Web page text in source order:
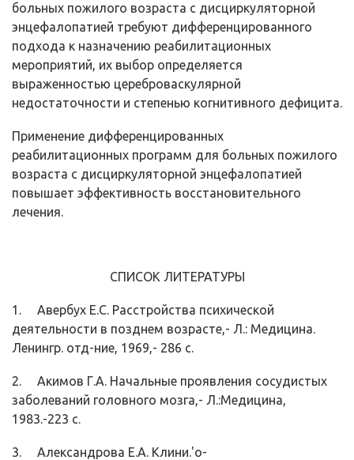
больных пожилого возраста с дисциркуляторной
энцефалопатией требуют дифференцированного
подхода к назначению реабилитационных
мероприятий, их выбор определяется
выраженностью цереброваскулярной
недостаточности и степенью когнитивного дефицита.
Применение дифференцированных
реабилитационных программ для больных пожилого
возраста с дисциркуляторной энцефалопатией
повышает эффективность восстановительного
лечения.
СПИСОК ЛИТЕРАТУРЫ
1. Авербух Е.С. Расстройства психической
деятельности в позднем возрасте,- Л.: Медицина.
Ленингр. отд-ние, 1969,- 286 с.
2. Акимов Г.А. Начальные проявления сосудистых
заболеваний головного мозга,- Л.:Медицина,
1983.-223 с.
3. Александрова Е.А. Клини.'о-